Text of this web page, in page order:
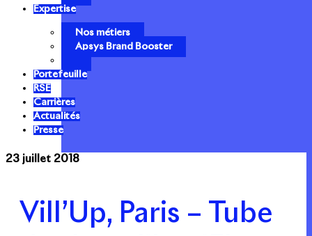
Expertise
Nos métiers
Apsys Brand Booster
Portefeuille
RSE
Carrières
Actualités
Presse
23 juillet 2018
Vill’Up, Paris – Tube